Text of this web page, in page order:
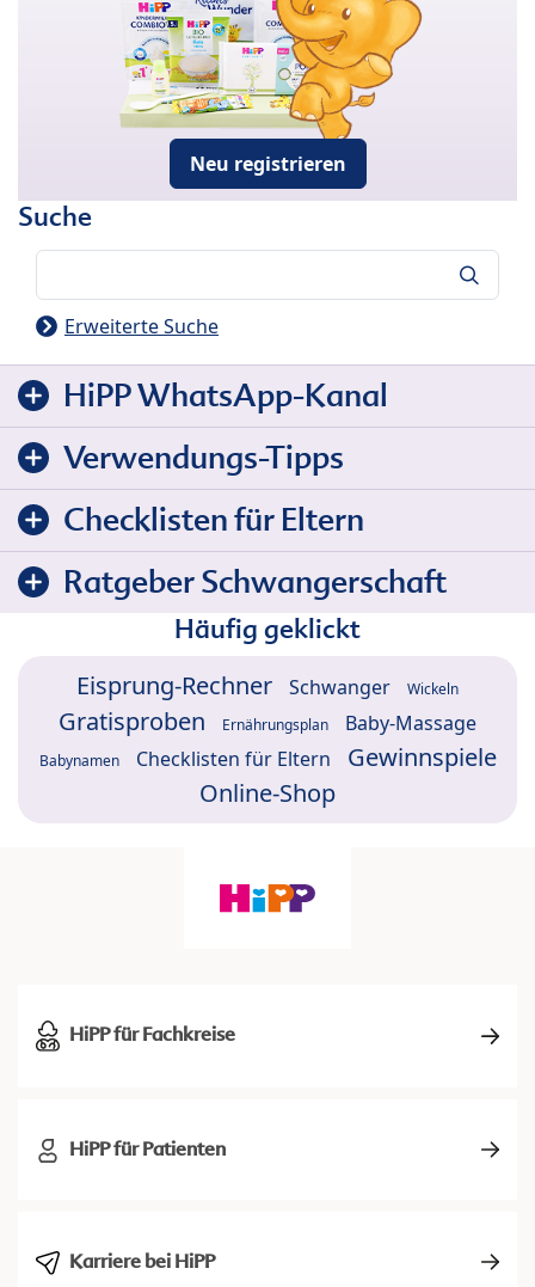
Neu registrieren
Suche
Erweiterte Suche
HiPP WhatsApp-Kanal
Verwendungs-Tipps
Checklisten für Eltern
Ratgeber Schwangerschaft
Häufig geklickt
Eisprung-Rechner Schwanger Wickeln
Gratisproben Ernährungsplan Baby-Massage
Babynamen Checklisten für Eltern
Gewinnspiele
Online-Shop
HiPP für Fachkreise
HiPP für Patienten
Karriere bei HiPP